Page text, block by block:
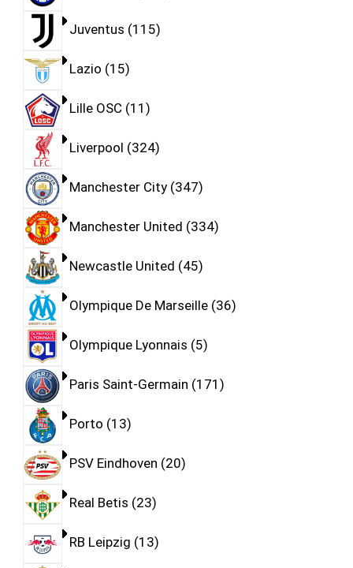
Juventus 115
Lazio 15
Lille OSC 11
Liverpool 324
Manchester City 347
Manchester United 334
Newcastle United 45
Olympique De Marseille 36
Olympique Lyonnais 5
Paris Saint-Germain 171
Porto 13
PSV Eindhoven 20
Real Betis 23
RB Leipzig 13